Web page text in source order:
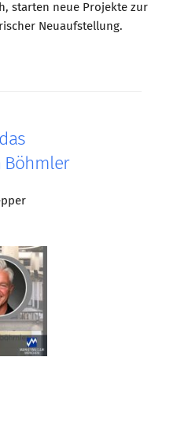
starten neue Projekte zur
Neuaufstellung.
Böhmler